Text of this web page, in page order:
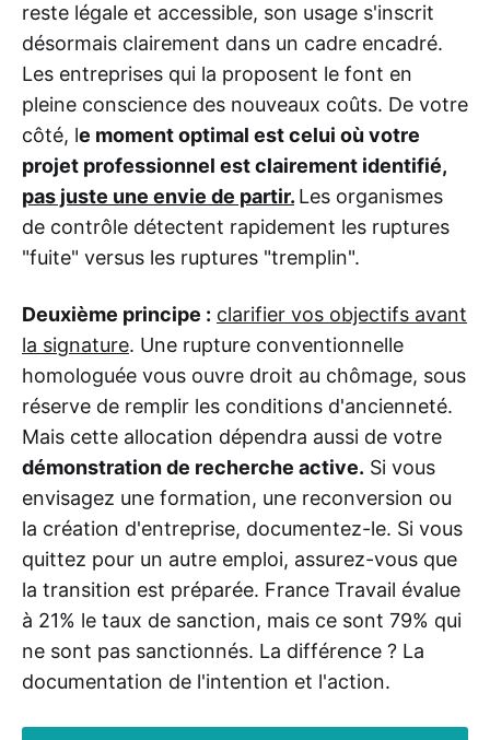
reste légale et accessible, son usage s'inscrit
désormais clairement dans un cadre encadré.
Les entreprises qui la proposent le font en
pleine conscience des nouveaux coûts. De votre
côté, le moment optimal est celui où votre
projet professionnel est clairement identifié,
pas juste une envie de partir. Les organismes
de contrôle détectent rapidement les ruptures
"fuite" versus les ruptures "tremplin".
Deuxième principe : clarifier vos objectifs avant
la signature. Une rupture conventionnelle
homologuée vous ouvre droit au chômage, sous
réserve de remplir les conditions d'ancienneté.
Mais cette allocation dépendra aussi de votre
démonstration de recherche active. Si vous
envisagez une formation, une reconversion ou
la création d'entreprise, documentez-le. Si vous
quittez pour un autre emploi, assurez-vous que
la transition est préparée. France Travail évalue
à 21% le taux de sanction, mais ce sont 79% qui
ne sont pas sanctionnés. La différence ? La
documentation de l'intention et l'action.